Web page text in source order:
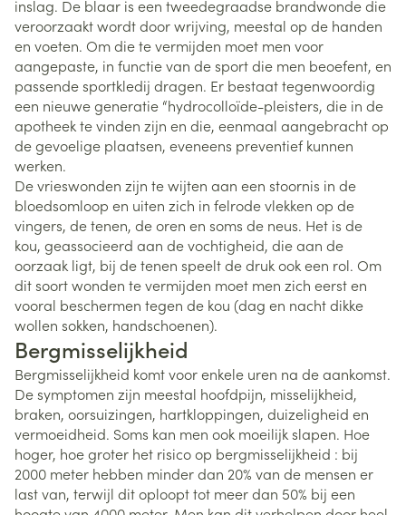
inslag. De blaar is een tweedegraadse brandwonde die
veroorzaakt wordt door wrijving, meestal op de handen
en voeten. Om die te vermijden moet men voor
aangepaste, in functie van de sport die men beoefent, en
passende sportkledij dragen. Er bestaat tegenwoordig
een nieuwe generatie “hydrocolloïde-pleisters, die in de
apotheek te vinden zijn en die, eenmaal aangebracht op
de gevoelige plaatsen, eveneens preventief kunnen
werken.
De vrieswonden zijn te wijten aan een stoornis in de
bloedsomloop en uiten zich in felrode vlekken op de
vingers, de tenen, de oren en soms de neus. Het is de
kou, geassocieerd aan de vochtigheid, die aan de
oorzaak ligt, bij de tenen speelt de druk ook een rol. Om
dit soort wonden te vermijden moet men zich eerst en
vooral beschermen tegen de kou (dag en nacht dikke
wollen sokken, handschoenen).
Bergmisselijkheid
Bergmisselijkheid komt voor enkele uren na de aankomst.
De symptomen zijn meestal hoofdpijn, misselijkheid,
braken, oorsuizingen, hartkloppingen, duizeligheid en
vermoeidheid. Soms kan men ook moeilijk slapen. Hoe
hoger, hoe groter het risico op bergmisselijkheid : bij
2000 meter hebben minder dan 20% van de mensen er
last van, terwijl dit oploopt tot meer dan 50% bij een